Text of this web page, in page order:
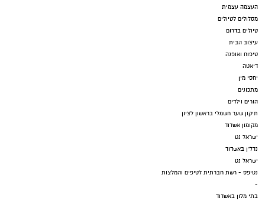
העצמה עצמית
מסלולים לטיולים
טיולים בדרום
עיצוב הבית
טיפוח ואופנה
דיאטה
יחסי מין
מתכונים
הורים וילדים
תיקון שער חשמלי בראשון לציון
מקומון אשדוד
ישראל נט
נדל"ן באשדוד
ישראל נט
נטיפס - רשת חברתית לטיפים והמלצות
-
בתי מלון באשדוד